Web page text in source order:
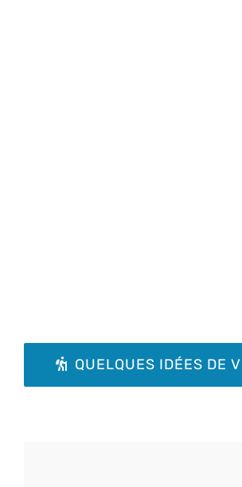
QUELQUES IDÉES DE